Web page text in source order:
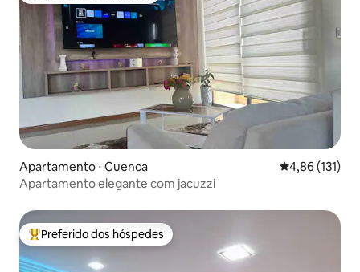
Apartamento ⋅ Cuenca 4,86 de uma
4,86 (131)
Apartamento elegante com jacuzzi
Entre os melhores preferidos dos hóspedes
Preferido dos hóspedes